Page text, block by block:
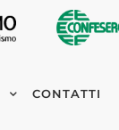
CONTATTI